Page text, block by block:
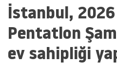
İstanbul,
Pentatlon
ev sahipliği